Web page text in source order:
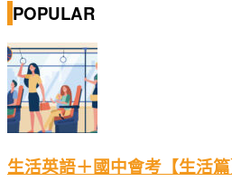
POPULAR
生活英語＋國中會考【生活